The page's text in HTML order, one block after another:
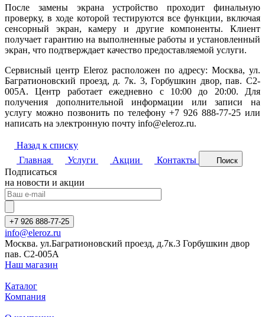
После замены экрана устройство проходит финальную
проверку, в ходе которой тестируются все функции, включая
сенсорный экран, камеру и другие компоненты. Клиент
получает гарантию на выполненные работы и установленный
экран, что подтверждает качество предоставляемой услуги.
Сервисный центр Eleroz расположен по адресу: Москва, ул.
Багратионовский проезд, д. 7к. 3, Горбушкин двор, пав. C2-
005A. Центр работает ежедневно с 10:00 до 20:00. Для
получения дополнительной информации или записи на
услугу можно позвонить по телефону +7 926 888-77-25 или
написать на электронную почту info@eleroz.ru.
Назад к списку
Главная
Услуги Акции Контакты Поиск
Подписаться
на новости и акции
+7 926 888-77-25
info@eleroz.ru
Москва. ул.Багратионовский проезд, д.7к.3 Горбушкин двор
пав. C2-005A
Наш магазин
Каталог
Компания